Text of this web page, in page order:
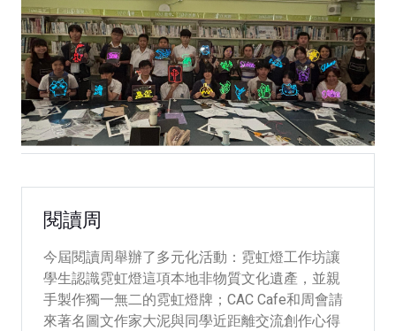
閱讀周
今屆閱讀周舉辦了多元化活動：霓虹燈工作坊讓
學生認識霓虹燈這項本地非物質文化遺產，並親
手製作獨一無二的霓虹燈牌；CAC Cafe和周會請
來著名圖文作家大泥與同學近距離交流創作心得